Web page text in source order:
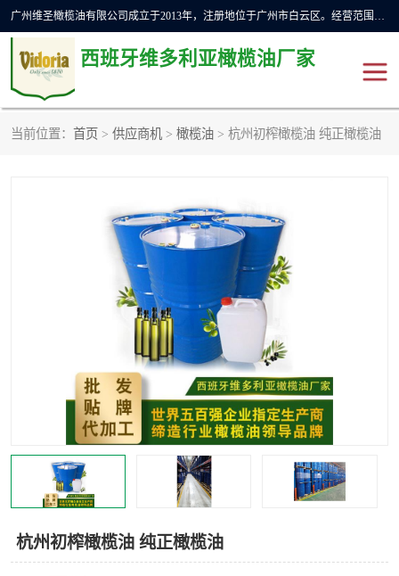
广州维圣橄榄油有限公司成立于2013年，注册地位于广州市白云区。经营范围包括饲料原料销售;畜牧渔业饲料销售;化妆品批发;贸易经纪;食品进出口等，主要产品有：橄榄果渣油，橄榄油，纯橄榄油等。
西班牙维多利亚橄榄油厂家
当前位置： 首页 > 供应商机 > 橄榄油 > 杭州初榨橄榄油 纯正橄榄油
杭州初榨橄榄油 纯正橄榄油
精炼橄榄油